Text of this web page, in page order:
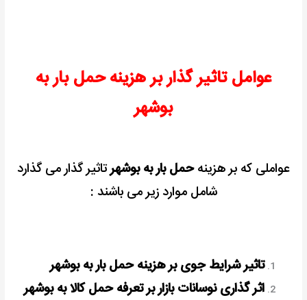
عوامل تاثیر گذار بر هزینه حمل بار به
بوشهر
عواملی که بر هزینهحمل بار به بوشهرتاثیر گذار می گذارد
شامل موارد زیر می باشند :
تاثیر شرایط جوی بر هزینه حمل بار به بوشهر
اثر گذاری نوسانات بازار بر تعرفه حمل کالا به بوشهر